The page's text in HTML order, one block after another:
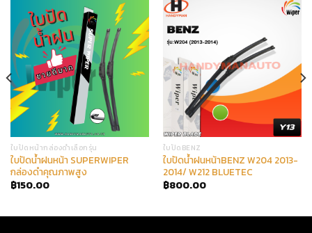
ใบปัดหน้ากล่องดำเลือกรุ่น
ใบปัดน้ำฝนหน้า SUPERWIPER
กล่องดำคุณภาพสูง
฿150.00
ใบปัดBENZ
ใบปัดน้ำฝนหน้าBENZ W204 2013-
2014/ W212 BLUETEC
฿800.00